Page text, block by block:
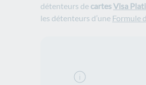
détenteurs de cartesVisa
les détenteurs d’une Formule